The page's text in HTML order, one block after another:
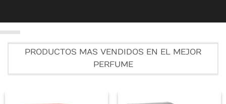
PRODUCTOS MAS VENDIDOS EN EL MEJOR
PERFUME